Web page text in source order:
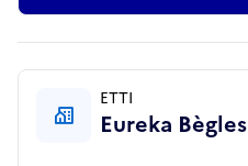
ETTI
Eureka Bègles